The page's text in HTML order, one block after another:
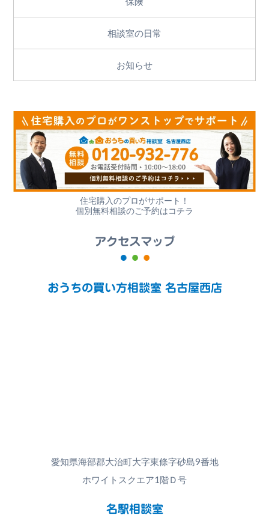
相談室の日常
お知らせ
住宅購入のプロがサポート！
個別無料相談のご予約はコチラ
アクセスマップ
おうちの買い方相談室 名古屋西店
愛知県海部郡大治町大字東條字砂島9番地
ホワイトスクエア1階Ｄ号
名駅相談室